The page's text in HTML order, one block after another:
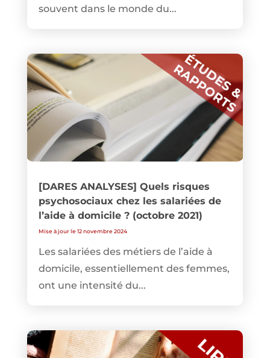
souvent dans le monde du...
[DARES ANALYSES] Quels risques
psychosociaux chez les salariées de
l’aide à domicile ? (octobre 2021)
Mise à jour le 12 novembre 2024
Les salariées des métiers de l’aide à
domicile, essentiellement des femmes,
ont une intensité du...